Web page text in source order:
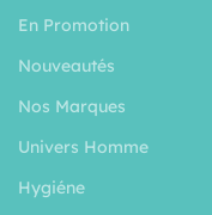
En Promotion
Nouveautés
Nos Marques
Univers Homme
Hygiéne